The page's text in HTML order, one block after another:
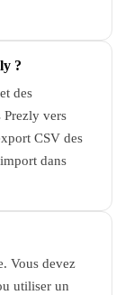
?
des
Prezly vers
CSV des
dans
Vous devez
utiliser un